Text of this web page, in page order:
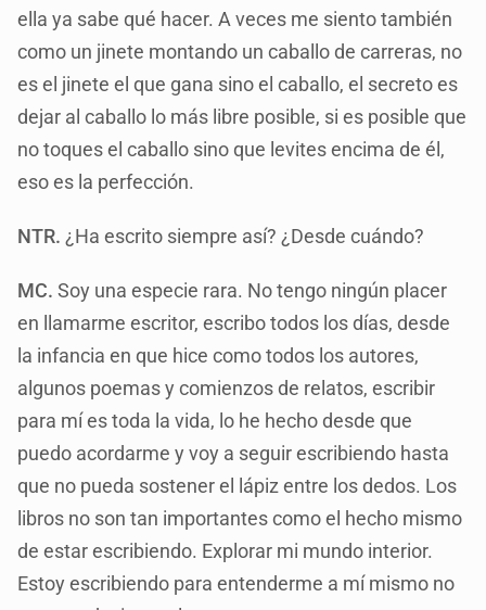
ella ya sabe qué hacer. A veces me siento también
como un jinete montando un caballo de carreras, no
es el jinete el que gana sino el caballo, el secreto es
dejar al caballo lo más libre posible, si es posible que
no toques el caballo sino que levites encima de él,
eso es la perfección.
NTR.¿Ha escrito siempre así? ¿Desde cuándo?
MC. Soy una especie rara. No tengo ningún placer
en llamarme escritor, escribo todos los días, desde
la infancia en que hice como todos los autores,
algunos poemas y comienzos de relatos, escribir
para mí es toda la vida, lo he hecho desde que
puedo acordarme y voy a seguir escribiendo hasta
que no pueda sostener el lápiz entre los dedos. Los
libros no son tan importantes como el hecho mismo
de estar escribiendo. Explorar mi mundo interior.
Estoy escribiendo para entenderme a mí mismo no